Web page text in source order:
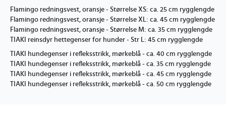
Flamingo redningsvest, oransje - Størrelse XS: ca. 25 cm rygglengde
Flamingo redningsvest, oransje - Størrelse XL: ca. 45 cm rygglengde
Flamingo redningsvest, oransje - Størrelse M: ca. 35 cm rygglengde
TIAKI reinsdyr hettegenser for hunder - Str L: 45 cm rygglengde
TIAKI hundegenser i refleksstrikk, mørkeblå - ca. 40 cm rygglengde
TIAKI hundegenser i refleksstrikk, mørkeblå - ca. 35 cm rygglengde
TIAKI hundegenser i refleksstrikk, mørkeblå - ca. 45 cm rygglengde
TIAKI hundegenser i refleksstrikk, mørkeblå - ca. 50 cm rygglengde